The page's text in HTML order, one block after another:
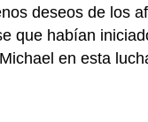
deseos de los
que habían
en esta